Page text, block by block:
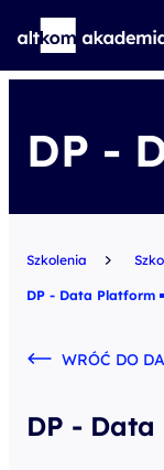
DP -
Szkolenia
DP - Data Platform
WRÓĆ DO
DP -